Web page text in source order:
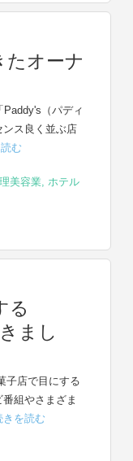
たオーナ
（パディ
ス良く並ぶ店
む
美容業, ホテル
る
まし
子店で目にする
組やさまざま
きを読む